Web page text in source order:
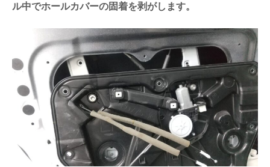
ル中でホールカバーの固着を剥がします。